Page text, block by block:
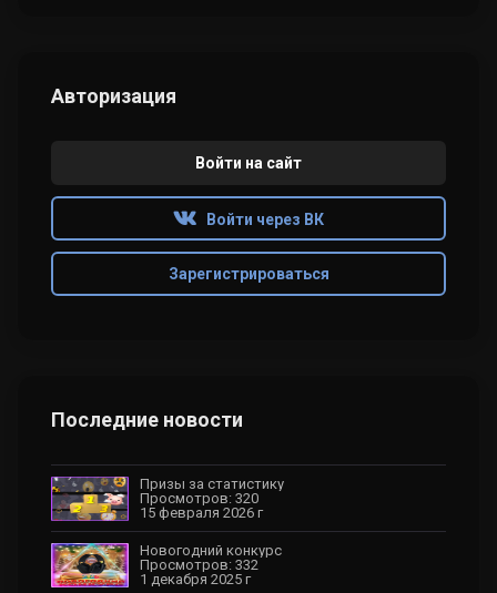
Авторизация
Войти на сайт
Войти через ВК
Зарегистрироваться
Последние новости
Призы за статистику
Просмотров: 320
15 февраля 2026 г
Новогодний конкурс
Просмотров: 332
1 декабря 2025 г